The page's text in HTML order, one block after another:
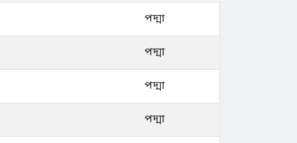
পদ্মা
পদ্মা
পদ্মা
পদ্মা